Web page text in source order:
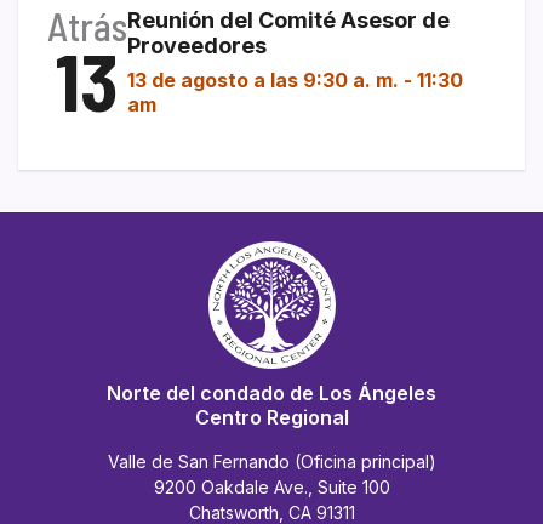
Atrás
13
Reunión del Comité Asesor de
Proveedores
13 de agosto a las 9:30 a. m. - 11:30
am
Norte del condado de Los Ángeles
Centro Regional
Valle de San Fernando (Oficina principal)
9200 Oakdale Ave., Suite 100
Chatsworth, CA 91311